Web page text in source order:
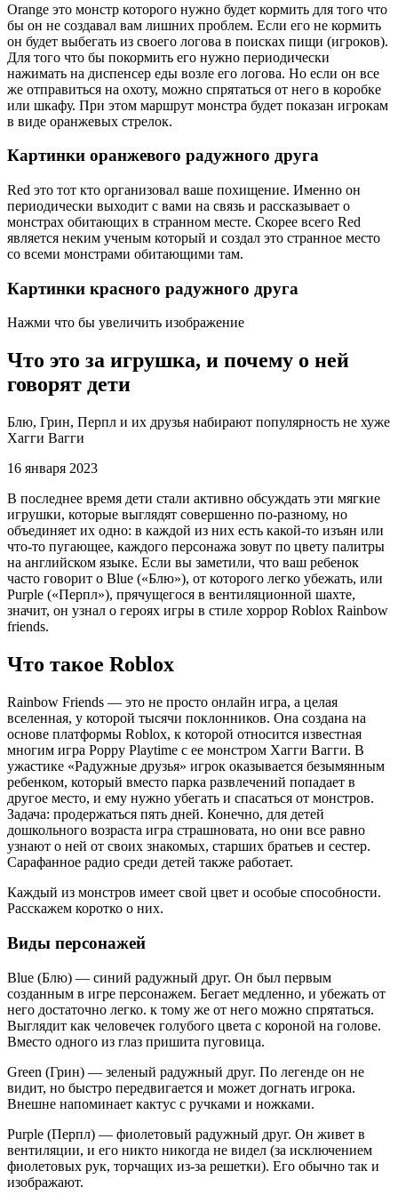
Orange это монстр которого нужно будет кормить для того что
бы он не создавал вам лишних проблем. Если его не кормить
он будет выбегать из своего логова в поисках пищи (игроков).
Для того что бы покормить его нужно периодически
нажимать на диспенсер еды возле его логова. Но если он все
же отправиться на охоту, можно спрятаться от него в коробке
или шкафу. При этом маршрут монстра будет показан игрокам
в виде оранжевых стрелок.
Картинки оранжевого радужного друга
Red это тот кто организовал ваше похищение. Именно он
периодически выходит с вами на связь и рассказывает о
монстрах обитающих в странном месте. Скорее всего Red
является неким ученым который и создал это странное место
со всеми монстрами обитающими там.
Картинки красного радужного друга
Нажми что бы увеличить изображение
Что это за игрушка, и почему о ней
говорят дети
Блю, Грин, Перпл и их друзья набирают популярность не хуже
Хагги Вагги
16 января 2023
В последнее время дети стали активно обсуждать эти мягкие
игрушки, которые выглядят совершенно по-разному, но
объединяет их одно: в каждой из них есть какой-то изъян или
что-то пугающее, каждого персонажа зовут по цвету палитры
на английском языке. Если вы заметили, что ваш ребенок
часто говорит о Blue («Блю»), от которого легко убежать, или
Purple («Перпл»), прячущегося в вентиляционной шахте,
значит, он узнал о героях игры в стиле хоррор Roblox Rainbow
friends.
Что такое Roblox
Rainbow Friends — это не просто онлайн игра, а целая
вселенная, у которой тысячи поклонников. Она создана на
основе платформы Roblox, к которой относится известная
многим игра Poppy Playtime с ее монстром Хагги Вагги. В
ужастике «Радужные друзья» игрок оказывается безымянным
ребенком, который вместо парка развлечений попадает в
другое место, и ему нужно убегать и спасаться от монстров.
Задача: продержаться пять дней. Конечно, для детей
дошкольного возраста игра страшновата, но они все равно
узнают о ней от своих знакомых, старших братьев и сестер.
Сарафанное радио среди детей также работает.
Каждый из монстров имеет свой цвет и особые способности.
Расскажем коротко о них.
Виды персонажей
Blue (Блю) — синий радужный друг. Он был первым
созданным в игре персонажем. Бегает медленно, и убежать от
него достаточно легко. к тому же от него можно спрятаться.
Выглядит как человечек голубого цвета с короной на голове.
Вместо одного из глаз пришита пуговица.
Green (Грин) — зеленый радужный друг. По легенде он не
видит, но быстро передвигается и может догнать игрока.
Внешне напоминает кактус с ручками и ножками.
Purple (Перпл) — фиолетовый радужный друг. Он живет в
вентиляции, и его никто никогда не видел (за исключением
фиолетовых рук, торчащих из-за решетки). Его обычно так и
изображают.